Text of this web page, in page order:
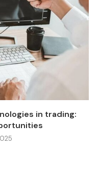
in trading: